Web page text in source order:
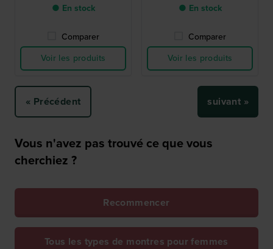
● En stock
Comparer
Voir les produits
● En stock
Comparer
Voir les produits
« Précédent suivant »
Vous n'avez pas trouvé ce que vous
cherchiez ?
Recommencer
Tous les types de montres pour femmes